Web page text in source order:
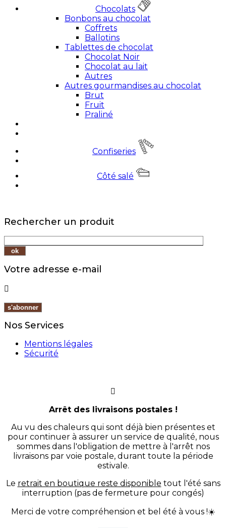
Chocolats
Bonbons au chocolat
Coffrets
Ballotins
Tablettes de chocolat
Chocolat Noir
Chocolat au lait
Autres
Autres gourmandises au chocolat
Brut
Fruit
Praliné
Confiseries
Côté salé
Rechercher un produit
Votre adresse e-mail

Nos Services
Mentions légales
Sécurité
Arrêt des livraisons postales !
Au vu des chaleurs qui sont déjà bien présentes et
pour continuer à assurer un service de qualité, nous
sommes dans l'obligation de mettre à l'arrêt nos
livraisons par voie postale, durant toute la période
estivale.
Le retrait en boutique reste disponible tout l'été sans
interruption (pas de fermeture pour congés)
Merci de votre compréhension et bel été à vous !☀️